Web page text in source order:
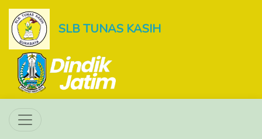
SLB TUNAS KASIH